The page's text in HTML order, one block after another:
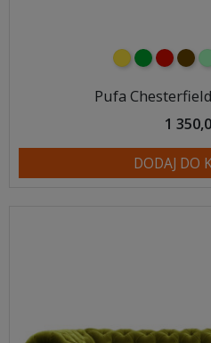
żółtyzielony
Pufa
1
DODAJ DO